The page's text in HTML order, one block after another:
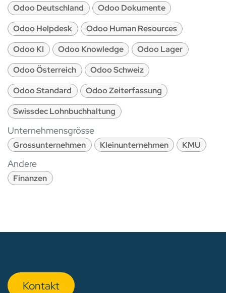
Odoo Deutschland
Odoo Dokumente
Odoo Helpdesk
Odoo Human Resources
Odoo KI
Odoo Knowledge
Odoo Lager
Odoo Österreich
Odoo Schweiz
Odoo Standard
Odoo Zeiterfassung
Swissdec Lohnbuchhaltung
Unternehmensgrösse
Grossunternehmen Kleinunternehmen KMU
Andere
Finanzen
Kon​​​​​​ta​​kt